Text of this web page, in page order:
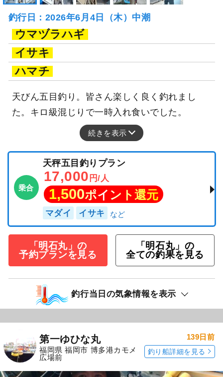
釣行日：2026年6月4日（木）中潮
ウマヅラハギ
イサキ
ハマチ
天びん五目釣り。皆さん楽しく良く釣れまし
た。キロ級混じりで一時入れ食いでした。
続きを表示
乗合
天秤五目釣りプラン
17,000 円/人
1,500ポイント還元
マダイ イサキ
「明石丸」の
予約プランを見る
「明石丸」の
全ての釣果を見る
釣行当日の気象情報を表示
第一ゆひな丸
福岡県 福岡市 博多港カモメ
広場前
139日前
釣り船詳細を見る